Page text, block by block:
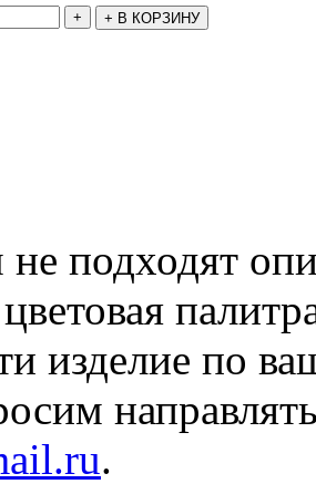
+ + В КОРЗИНУ
подходят
изделие по
.